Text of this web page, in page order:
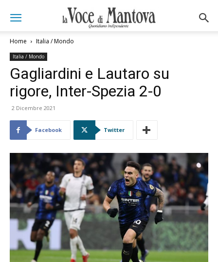
Home Italia / Mondo
Italia / Mondo
Gagliardini e Lautaro su
rigore, Inter-Spezia 2-0
2 Dicembre 2021
Facebook Twitter